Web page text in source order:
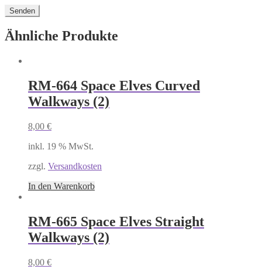
Ähnliche Produkte
RM-664 Space Elves Curved
Walkways (2)
8,00 €
inkl. 19 % MwSt.
zzgl. Versandkosten
In den Warenkorb
RM-665 Space Elves Straight
Walkways (2)
8,00 €